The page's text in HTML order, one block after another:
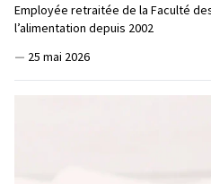
Employée retraitée de la Faculté
l’alimentation depuis 2002
— 25 mai 2026